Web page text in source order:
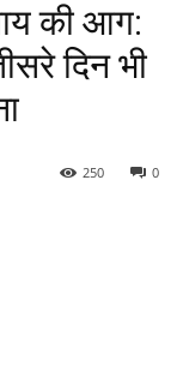
की आग:
दिन भी
0
250